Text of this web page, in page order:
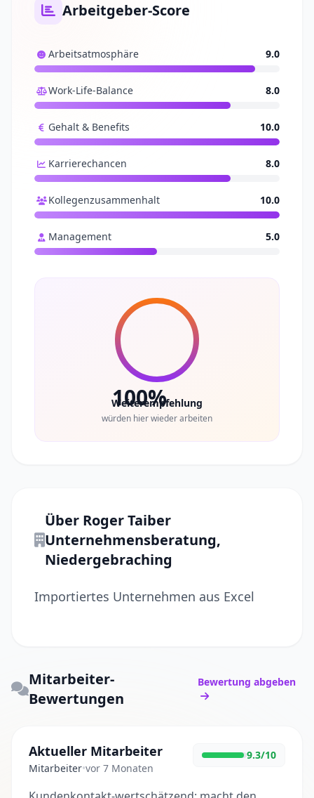
Arbeitgeber-Score
Arbeitsatmosphäre 9.0
Work-Life-Balance 8.0
Gehalt & Benefits 10.0
Karrierechancen 8.0
Kollegenzusammenhalt 10.0
Management 5.0
100%
Weiterempfehlung
würden hier wieder arbeiten
Über Roger Taiber
Unternehmensberatung,
Niedergebraching
Importiertes Unternehmen aus Excel
Mitarbeiter-
Bewertungen
Bewertung abgeben
Aktueller Mitarbeiter
Mitarbeiter•vor 7 Monaten
9.3/10